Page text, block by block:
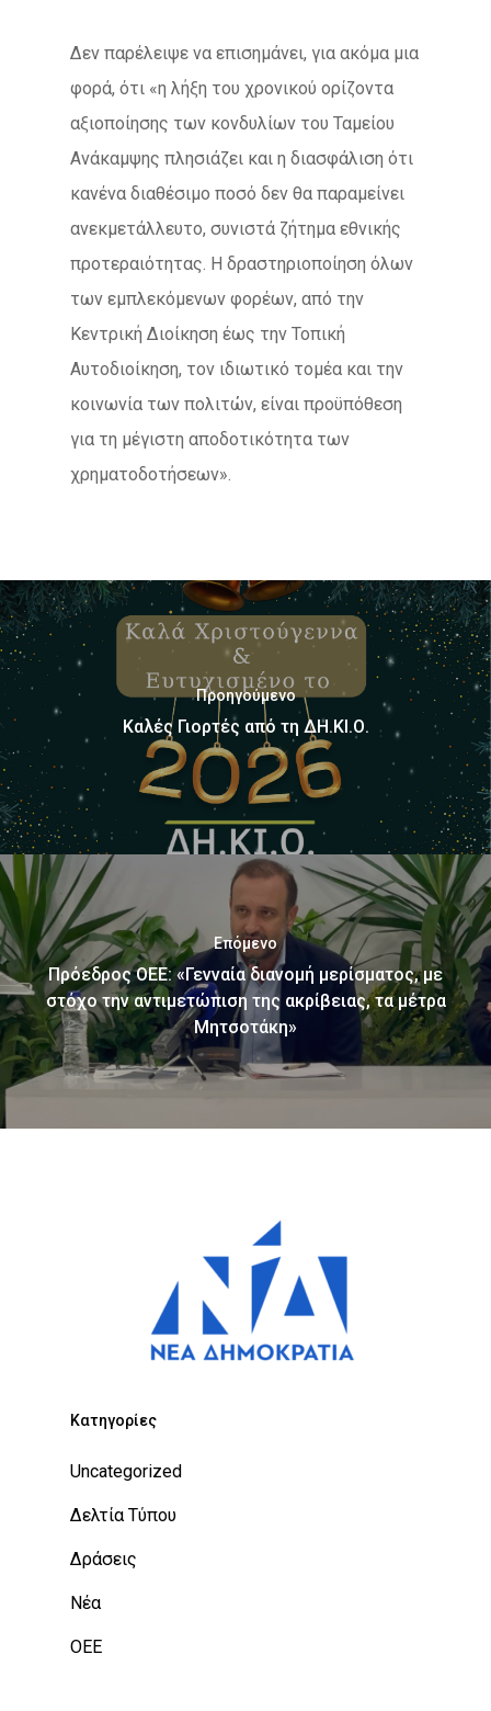
Δεν παρέλειψε να επισημάνει, για ακόμα μια
φορά, ότι «η λήξη του χρονικού ορίζοντα
αξιοποίησης των κονδυλίων του Ταμείου
Ανάκαμψης πλησιάζει και η διασφάλιση ότι
κανένα διαθέσιμο ποσό δεν θα παραμείνει
ανεκμετάλλευτο, συνιστά ζήτημα εθνικής
προτεραιότητας. Η δραστηριοποίηση όλων
των εμπλεκόμενων φορέων, από την
Κεντρική Διοίκηση έως την Τοπική
Αυτοδιοίκηση, τον ιδιωτικό τομέα και την
κοινωνία των πολιτών, είναι προϋπόθεση
για τη μέγιστη αποδοτικότητα των
χρηματοδοτήσεων».
Προηγούμενο
Καλές Γιορτές από τη ΔΗ.ΚΙ.Ο.
Επόμενο
Πρόεδρος ΟΕΕ: «Γενναία διανομή μερίσματος, με
στόχο την αντιμετώπιση της ακρίβειας, τα μέτρα
Μητσοτάκη»
Kατηγορίες
Uncategorized
Δελτία Τύπου
Δράσεις
Νέα
ΟΕΕ